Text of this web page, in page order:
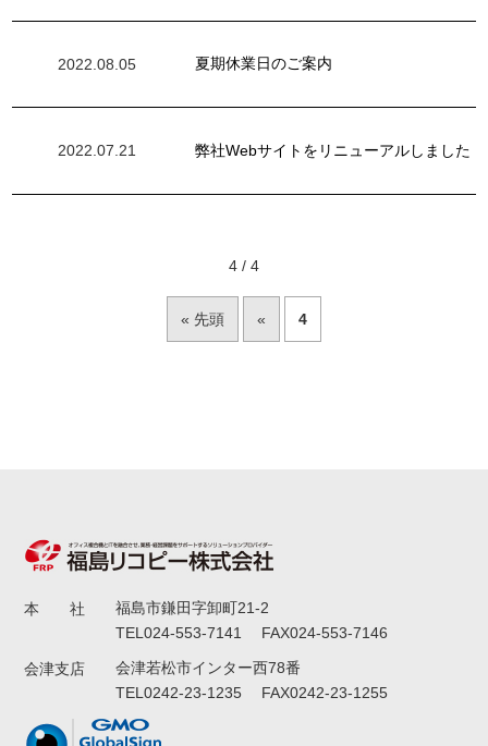
2022.08.05 夏期休業日のご案内
2022.07.21 弊社Webサイトをリニューアルしました
4 / 4
« 先頭 « 4
本 社
福島市鎌田字卸町21-2
TEL024-553-7141 FAX024-553-7146
会津支店
会津若松市インター西78番
TEL0242-23-1235 FAX0242-23-1255